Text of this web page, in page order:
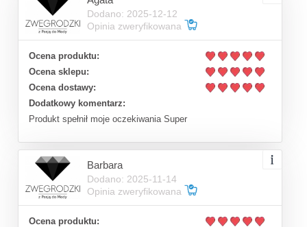
Dodano: 2025-12-12
Opinia zweryfikowana
Ocena produktu:
Ocena sklepu:
Ocena dostawy:
Dodatkowy komentarz:
Produkt spełnił moje oczekiwania Super
Barbara
Dodano: 2025-11-14
Opinia zweryfikowana
Ocena produktu: